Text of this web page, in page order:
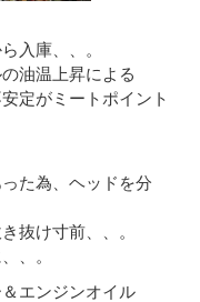
入庫、、。
油温上昇による
定がミートポイント
た為、ヘッドを分
抜け寸前、、。
、。
エンジンオイル